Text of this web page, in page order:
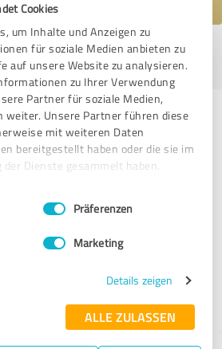
Cookies
um Inhalte und Anzeigen zu
für soziale Medien anbieten zu
auf unsere Website zu analysieren.
zu Ihrer Verwendung
Partner für soziale Medien,
weiter. Unsere Partner führen diese
mit weiteren Daten
bereitgestellt haben oder die sie im
Dienste gesammelt haben.
Präferenzen
Marketing
Details zeigen
ALLE ZULASSEN
|Letzte Aktualisierung: 02.05.2021|Profil
melden
zu weiteren
aus dem Bereich E-
Commerce